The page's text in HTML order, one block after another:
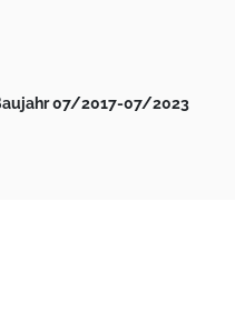
07/2017-07/2023